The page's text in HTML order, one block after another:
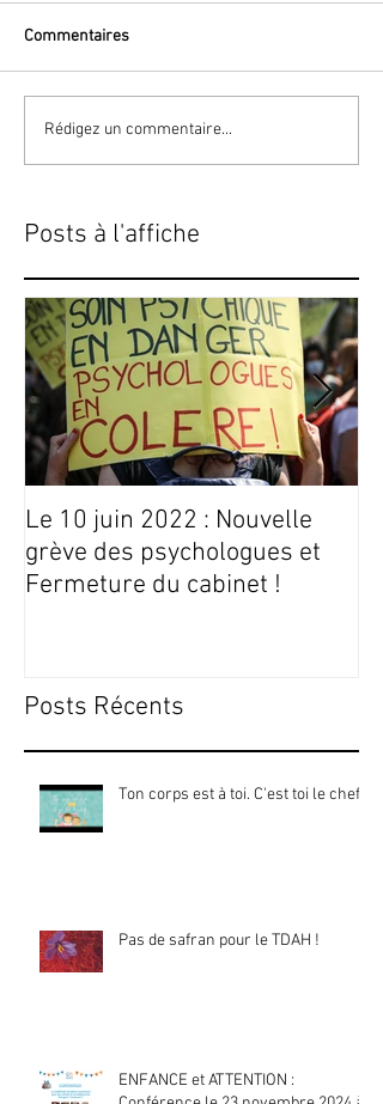
Commentaires
Rédigez un commentaire...
Posts à l'affiche
Le 10 juin 2022 : Nouvelle
grève des psychologues et
Fermeture du cabinet !
Posts Récents
Ton corps est à toi. C'est toi le chef !
Pas de safran pour le TDAH !
ENFANCE et ATTENTION :